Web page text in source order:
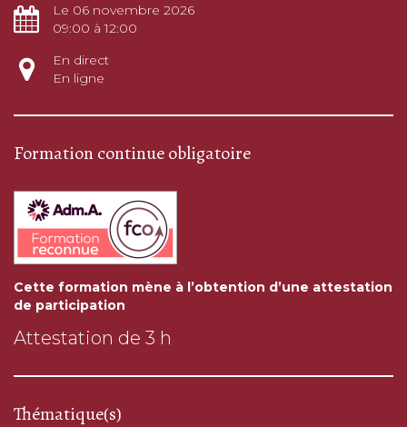
Le 06 novembre 2026
09:00 à 12:00
En direct
En ligne
Formation continue obligatoire
Cette formation mène à l’obtention d’une attestation
de participation
Attestation de 3 h
Thématique(s)